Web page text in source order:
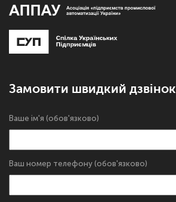
Замовити швидкий дзвінок
Ваше ім'я (обов'язково)
Ваш номер телефону (обов'язково)